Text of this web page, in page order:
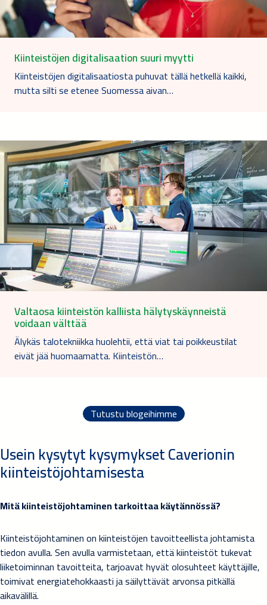
Kiinteistöjen digitalisaation suuri myytti
Kiinteistöjen digitalisaatiosta puhuvat tällä hetkellä kaikki,
mutta silti se etenee Suomessa aivan…
Valtaosa kiinteistön kalliista hälytyskäynneistä
voidaan välttää
Älykäs talotekniikka huolehtii, että viat tai poikkeustilat
eivät jää huomaamatta. Kiinteistön…
Tutustu blogeihimme
Usein kysytyt kysymykset Caverionin
kiinteistöjohtamisesta
Mitä kiinteistöjohtaminen tarkoittaa käytännössä?
Kiinteistöjohtaminen on kiinteistöjen tavoitteellista johtamista
tiedon avulla. Sen avulla varmistetaan, että kiinteistöt tukevat
liiketoiminnan tavoitteita, tarjoavat hyvät olosuhteet käyttäjille,
toimivat energiatehokkaasti ja säilyttävät arvonsa pitkällä
aikavälillä.